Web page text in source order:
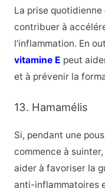
La prise
contribuer à
l’inflammation. En
vitamine E peut
et à prévenir la
13. Hamamélis
Si, pendant une
commence à
aider à favoriser la
anti-inflammatoires